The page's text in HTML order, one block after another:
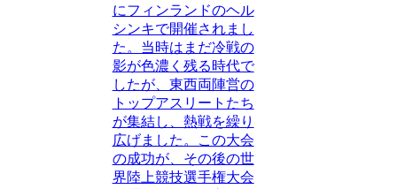
にフィンランドのヘル
シンキで開催されまし
た。当時はまだ冷戦の
影が色濃く残る時代で
したが、東西両陣営の
トップアスリートたち
が集結し、熱戦を繰り
広げました。この大会
の成功が、その後の世
界陸上競技選手権大会